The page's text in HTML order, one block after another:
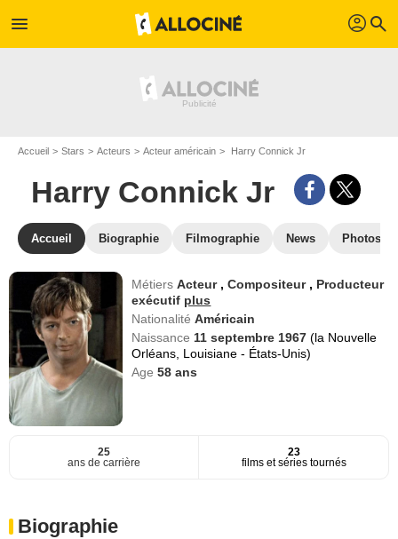
menu profil search
Accueil Stars Acteurs Acteur américain Harry Connick Jr
Harry Connick Jr
Accueil Biographie Filmographie News Photos
MétiersActeur ,Compositeur , Producteur
exécutif plus
NationalitéAméricain
Naissance 11 septembre 1967(la Nouvelle
Orléans, Louisiane - États-Unis)
Age58 ans
25
ans de carrière
23
films et séries tournés
Biographie